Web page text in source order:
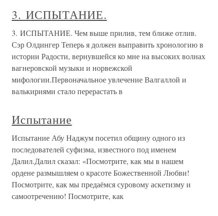
3. ИСПЫТАНИЕ.
3. ИСПЫТАНИЕ. Чем выше прилив, тем ближе отлив.
Сэр Олдингер Теперь я должен выправить хронологию в
истории Радости, вернувшейся ко мне на высоких волнах
вагнеровской музыки и норвежской
мифологии.Первоначальное увлечение Валгаллой и
валькириями стало перерастать в
Испытание
Испытание Абу Наджум посетил общину одного из
последователей суфизма, известного под именем
Далил.Далил сказал: «Посмотрите, как мы в нашем
ордене размышляем о красоте Божественной Любви!
Посмотрите, как мы предаёмся суровому аскетизму и
самоотречению! Посмотрите, как